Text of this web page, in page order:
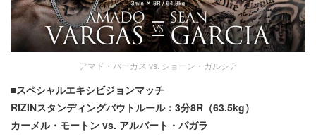
アマド・バーガス vs. ショーン・ガルシア
■スペシャルエキシビジョンマッチ
RIZINスタンディングバウトルール：3分8R（63.5kg）
カーメル・モートン vs. アルバート・パガラ